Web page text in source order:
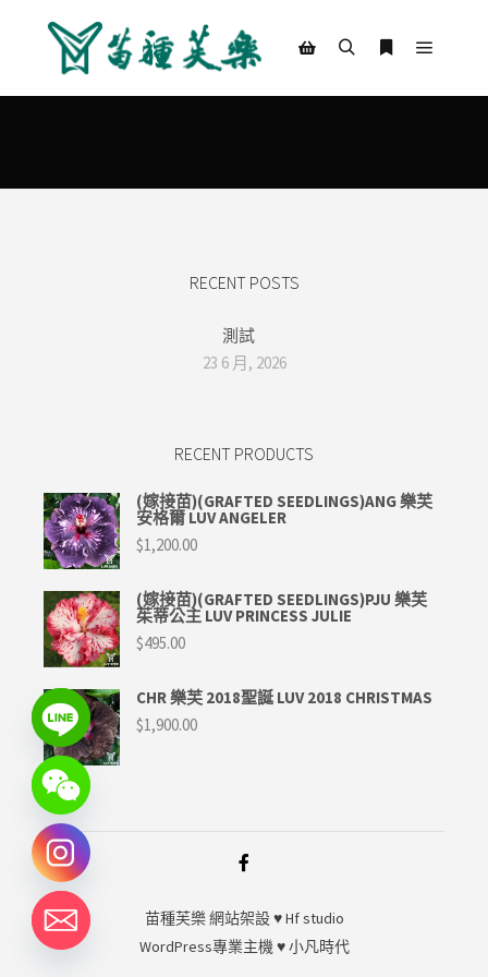
RECENT POSTS
測試
23 6 月, 2026
RECENT PRODUCTS
(嫁接苗)(GRAFTED SEEDLINGS)ANG 樂芙
安格爾 LUV ANGELER
$1,200.00
(嫁接苗)(GRAFTED SEEDLINGS)PJU 樂芙
茱蒂公主 LUV PRINCESS JULIE
$495.00
CHR 樂芙 2018聖誕 LUV 2018 CHRISTMAS
$1,900.00
苗種芙樂網站架設 ♥Hf studio
WordPress專業主機 ♥小凡時代